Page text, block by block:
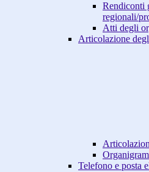
Rendiconti
regionali/
Atti degli
Articolazione
Telefono e posta